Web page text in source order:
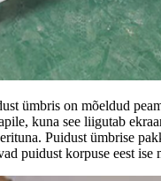
ümbris on mõeldud
kuna see liigutab
Puidust ümbrise
puidust korpuse eest ise